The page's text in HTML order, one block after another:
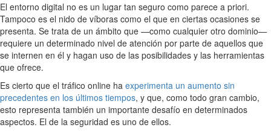
El entorno digital no es un lugar tan seguro como parece a priori.
Tampoco es el nido de víboras como el que en ciertas ocasiones se
presenta. Se trata de un ámbito que —como cualquier otro dominio—
requiere un determinado nivel de atención por parte de aquellos que
se internen en él y hagan uso de las posibilidades y las herramientas
que ofrece.
Es cierto que el tráfico online ha experimenta un aumento sin
precedentes en los últimos tiempos, y que, como todo gran cambio,
esto representa también un importante desafío en determinados
aspectos. El de la seguridad es uno de ellos.